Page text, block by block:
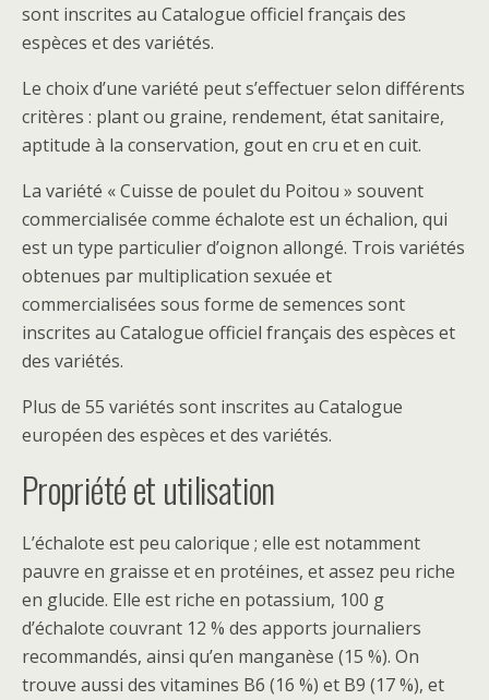
sont inscrites au Catalogue officiel français des
espèces et des variétés.
Le choix d’une variété peut s’effectuer selon différents
critères : plant ou graine, rendement, état sanitaire,
aptitude à la conservation, gout en cru et en cuit.
La variété « Cuisse de poulet du Poitou » souvent
commercialisée comme échalote est un échalion, qui
est un type particulier d’oignon allongé. Trois variétés
obtenues par multiplication sexuée et
commercialisées sous forme de semences sont
inscrites au Catalogue officiel français des espèces et
des variétés.
Plus de 55 variétés sont inscrites au Catalogue
européen des espèces et des variétés.
Propriété et utilisation
L’échalote est peu calorique ; elle est notamment
pauvre en graisse et en protéines, et assez peu riche
en glucide. Elle est riche en potassium, 100 g
d’échalote couvrant 12 % des apports journaliers
recommandés, ainsi qu’en manganèse (15 %). On
trouve aussi des vitamines B6 (16 %) et B9 (17 %), et